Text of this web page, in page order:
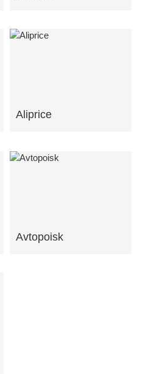
Aliprice
Avtopoisk